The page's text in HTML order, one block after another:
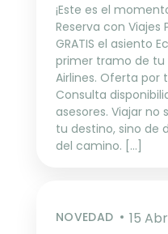
¡Este es el
Reserva con Viajes
GRATIS el asiento
primer tramo de tu
Airlines. Oferta por
Consulta
asesores. Viajar no
tu destino, sino de
del camino. [...]
NOVEDAD 15